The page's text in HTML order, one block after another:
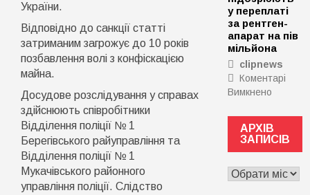
України.
Відповідно до санкції статті
затриманим загрожує до 10 років
позбавлення волі з конфіскацією
майна.
Досудове розслідування у справах
здійснюють співробітники
Відділення поліції № 1
Берегівського райуправління та
Відділення поліції № 1
Мукачівського районного
управління поліції. Слідство
знаєте,
де
взяти
ресурс
для
ривка
вам
Точка
у переплаті
за рентген-
апарат на пів
мільйона
clipnews
Коментарі
Вимкнено
чи
схема?
АРХІВ
ЗАПИСІВ
АРХІВ
ЗАПИСІВ